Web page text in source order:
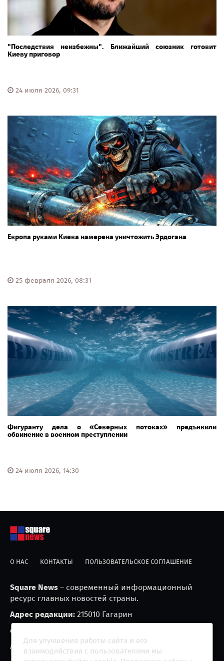
"Последствия неизбежны". Ближайший союзник готовит
Киеву приговор
24 июля 2026, 09:31
Европа руками Киева намерена уничтожить Эрдогана
25 февраля 2026, 08:31
Фигуранту дела о «Северных потоках» предъявили
обвинение в военном преступлении
24 июля 2026, 14:30
О НАС КОНТАКТЫ ПОЛЬЗОВАТЕЛЬСКОЕ СОГЛАШЕНИЕ
Square News – современный информационный
ресурс главных новостей страны.
Адрес редакции: 215010 Гагарин
e-mail:
Агрегатор новостей «Square news» (18+)
Для улучшения работы сайта и его
взаимодействия с пользователями мы